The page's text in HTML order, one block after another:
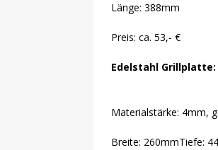
Länge: 388mm
Preis: ca. 53,- €
Edelstahl Grillplatte:
Materialstärke: 4mm,
Breite: 260mmTiefe: